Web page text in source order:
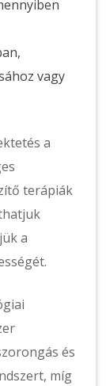
vagy
a
terápiák
a
és
míg